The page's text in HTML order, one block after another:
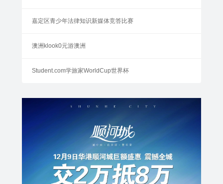
嘉定区青少年法律知识新媒体竞答比赛
澳洲klook0元游澳洲
Student.com学旅家WorldCup世界杯